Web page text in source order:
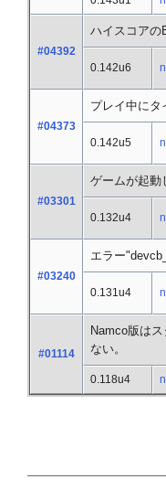
#04392
ハイスコアの
0.142u6
#04373
プレイ中にタ
0.142u5
#03301
ゲームが起動
0.132u4
#03240
エラー
0.131u4
#01114
Namco版は
ない。
0.118u4